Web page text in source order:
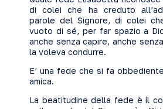
di colei che ha creduto
parole del Signore, di colei
vuoto di sé, per far spazio a
anche senza capire, anche
la voleva condurre.
E’ una fede che si fa
amica.
La beatitudine della fede è il